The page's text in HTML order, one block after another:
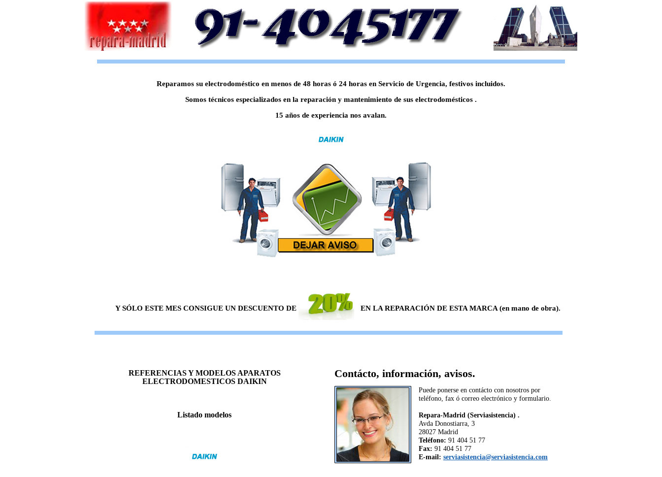
Reparamos su electrodoméstico en menos de 48 horas ó 24 horas en Servicio de Urgencia, festivos incluidos.
Somos técnicos especializados en la reparación y mantenimiento de sus electrodomésticos .
15 años de experiencia nos avalan.
Y SÓLO ESTE MES CONSIGUE UN DESCUENTO DE EN LA REPARACIÓN DE ESTA MARCA (en mano de obra).
REFERENCIAS Y MODELOS APARATOS
ELECTRODOMESTICOS DAIKIN
Listado modelos
Contácto, información, avisos.
Puede ponerse en contácto con nosotros por
teléfono, fax ó correo electrónico y formulario.
Repara-Madrid (Serviasistencia) .
Avda Donostiarra, 3
28027 Madrid
Teléfono: 91 404 51 77
Fax: 91 404 51 77
E-mail: serviasistencia@serviasistencia.com